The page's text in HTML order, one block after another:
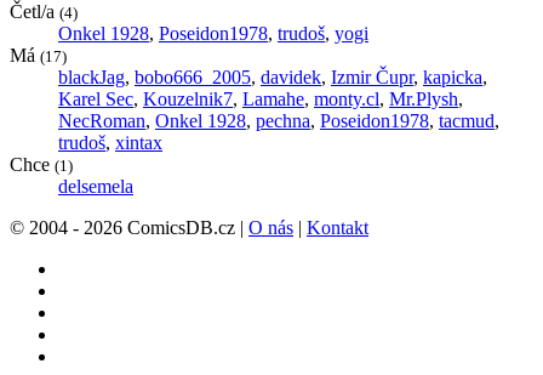
Četl/a (4)
Onkel 1928, Poseidon1978, trudoš, yogi
Má (17)
blackJag, bobo666_2005, davidek, Izmir Čupr, kapicka,
Karel Sec, Kouzelnik7, Lamahe, monty.cl, Mr.Plysh,
NecRoman, Onkel 1928, pechna, Poseidon1978, tacmud,
trudoš, xintax
Chce (1)
delsemela
© 2004 - 2026 ComicsDB.cz | O nás | Kontakt